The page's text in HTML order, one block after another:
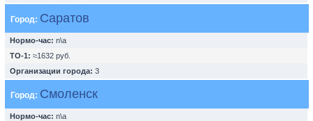
Город: Саратов
Нормо-час: n\a
ТО-1: ≈1632 руб.
Организации города: 3
Город: Смоленск
Нормо-час: n\a